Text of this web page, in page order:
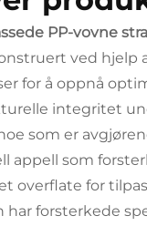
PP-vovne
ved hjelp
for å oppnå
integritet
som er
appell som
overflate for
har forsterkede